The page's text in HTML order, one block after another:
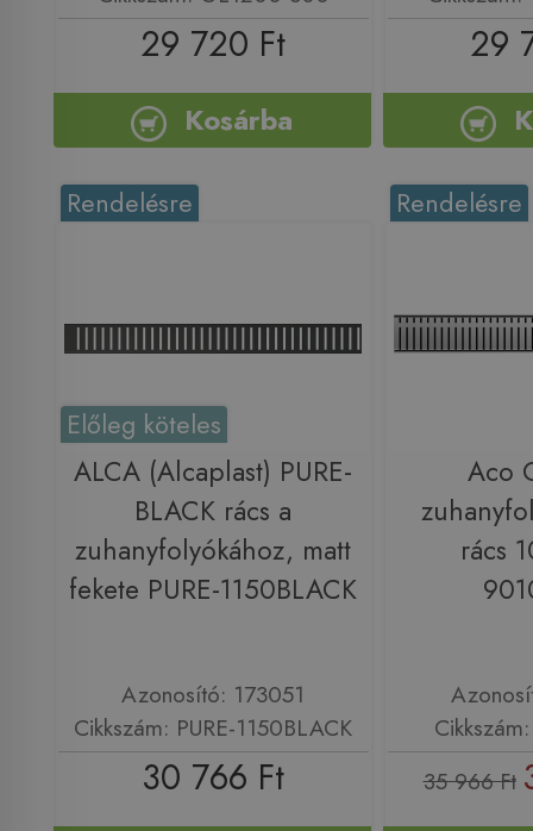
29 720 Ft
Kosárba
29
Rendelésre
Előleg köteles
ALCA (Alcaplast) PURE-
BLACK rács a
zuhanyfolyókához, matt
fekete PURE-1150BLACK
Azonosító: 173051
Cikkszám: PURE-1150BLACK
30 766 Ft
Rendelésre
Aco
rács
35 966 Ft